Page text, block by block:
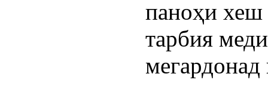
паноҳи хеш
тарбия